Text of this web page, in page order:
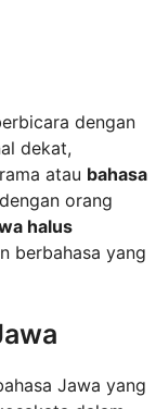
dengan
dekat,
atau bahasa
orang
halus
berbahasa yang
Jawa yang